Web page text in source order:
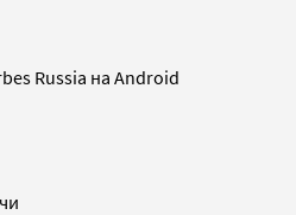
Russia на Android